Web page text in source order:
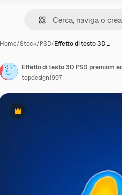
Home/Stock/PSD/Effetto di testo 3D …
Premium
Effetto di testo 3D PSD premium
topdesign1997